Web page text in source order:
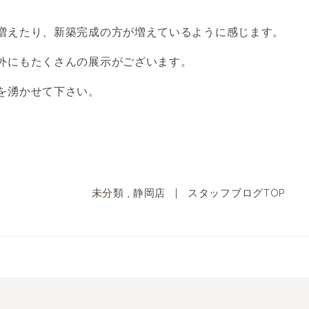
たり、新築完成の方が増えているように感じます。
もたくさんの展示がございます。
かせて下さい。
未分類 , 静岡店 | スタッフブログTOP